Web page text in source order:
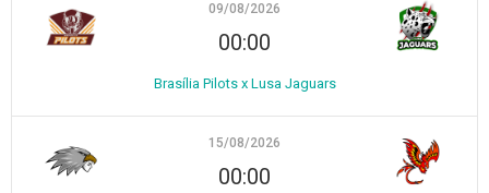
09/08/2026
00:00
Brasília Pilots x Lusa Jaguars
15/08/2026
00:00